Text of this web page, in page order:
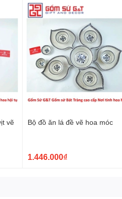
vẽ
Bộ đồ ăn lá đề vẽ hoa móc
1.446.000₫